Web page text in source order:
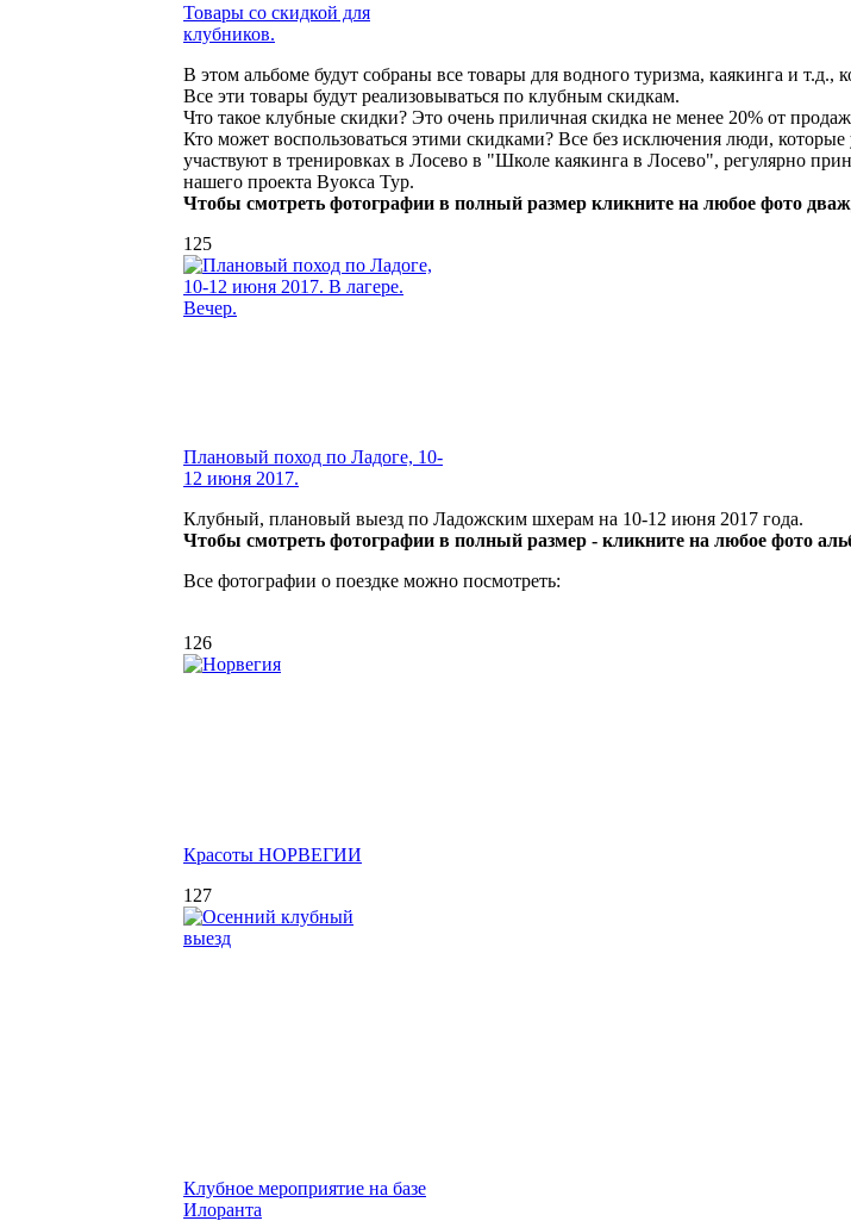
Товары со скидкой для
клубников.
В этом альбоме будут собраны все товары для водного туризма, каякинга и т.д.,
Все эти товары будут реализовываться по клубным скидкам.
Что такое клубные скидки? Это очень приличная скидка не менее 20% от
Кто может воспользоваться этими скидками? Все без исключения люди,
участвуют в тренировках в Лосево в "Школе каякинга в Лосево", регулярно
нашего проекта Вуокса Тур.
Чтобы смотреть фотографии в полный размер кликните на любое фото
125
Плановый поход по Ладоге, 10-
12 июня 2017.
Клубный, плановый выезд по Ладожским шхерам на 10-12 июня 2017 года.
Чтобы смотреть фотографии в полный размер - кликните на любое фото
Все фотографии о поездке можно посмотреть:
126
Красоты НОРВЕГИИ
127
Клубное мероприятие на базе
Илоранта